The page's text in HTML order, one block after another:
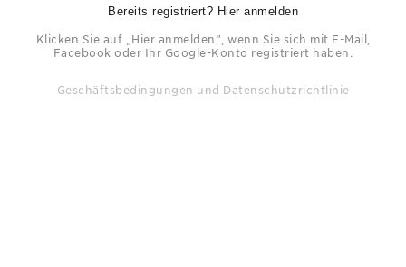
Bereits registriert? Hier anmelden
Klicken Sie auf „Hier anmelden”, wenn Sie sich mit E-Mail,
Facebook oder Ihr Google-Konto registriert haben.
Geschäftsbedingungen und Datenschutzrichtlinie